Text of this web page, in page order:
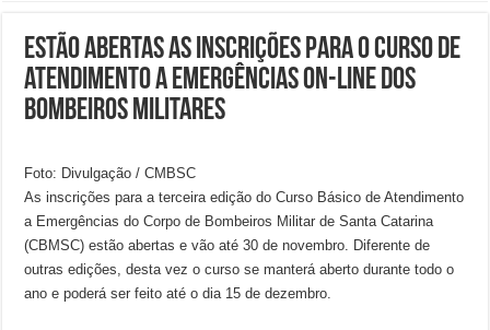
Estão abertas as inscrições para o curso de
atendimento a emergências on-line dos
Bombeiros Militares
Foto: Divulgação / CMBSC
As inscrições para a terceira edição do Curso Básico de Atendimento
a Emergências do Corpo de Bombeiros Militar de Santa Catarina
(CBMSC) estão abertas e vão até 30 de novembro. Diferente de
outras edições, desta vez o curso se manterá aberto durante todo o
ano e poderá ser feito até o dia 15 de dezembro.